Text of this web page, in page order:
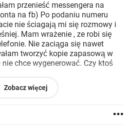
NETFLIX
FACEBOOK
przenieść messengera na
na fb) Po podaniu numeru
nie ściagają mi się rozmowy i
Mam wrażenie , ze robi się
Nie zaciąga się nawet
tworzyć kopie zapasową w
chce wygenerować. Czy ktoś
Zobacz więcej